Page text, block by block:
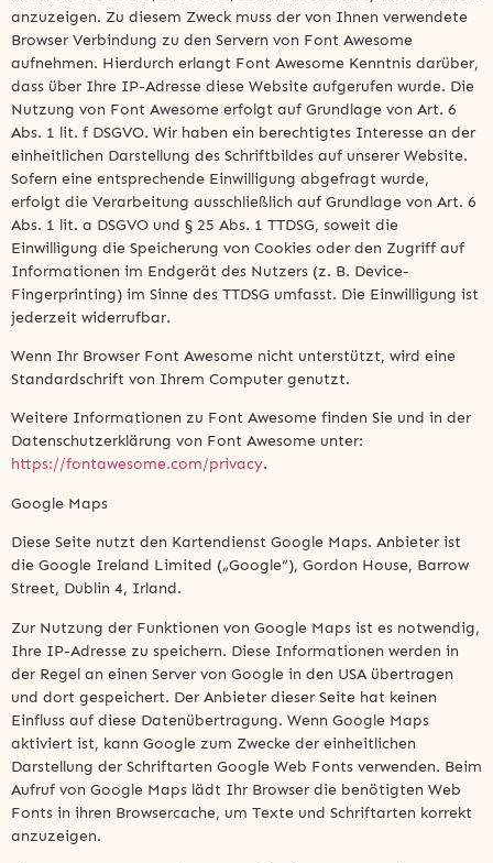
anzuzeigen. Zu diesem Zweck muss der von Ihnen verwendete
Browser Verbindung zu den Servern von Font Awesome
aufnehmen. Hierdurch erlangt Font Awesome Kenntnis darüber,
dass über Ihre IP-Adresse diese Website aufgerufen wurde. Die
Nutzung von Font Awesome erfolgt auf Grundlage von Art. 6
Abs. 1 lit. f DSGVO. Wir haben ein berechtigtes Interesse an der
einheitlichen Darstellung des Schriftbildes auf unserer Website.
Sofern eine entsprechende Einwilligung abgefragt wurde,
erfolgt die Verarbeitung ausschließlich auf Grundlage von Art. 6
Abs. 1 lit. a DSGVO und § 25 Abs. 1 TTDSG, soweit die
Einwilligung die Speicherung von Cookies oder den Zugriff auf
Informationen im Endgerät des Nutzers (z. B. Device-
Fingerprinting) im Sinne des TTDSG umfasst. Die Einwilligung ist
jederzeit widerrufbar.
Wenn Ihr Browser Font Awesome nicht unterstützt, wird eine
Standardschrift von Ihrem Computer genutzt.
Weitere Informationen zu Font Awesome finden Sie und in der
Datenschutzerklärung von Font Awesome unter:
https://fontawesome.com/privacy.
Google Maps
Diese Seite nutzt den Kartendienst Google Maps. Anbieter ist
die Google Ireland Limited („Google“), Gordon House, Barrow
Street, Dublin 4, Irland.
Zur Nutzung der Funktionen von Google Maps ist es notwendig,
Ihre IP-Adresse zu speichern. Diese Informationen werden in
der Regel an einen Server von Google in den USA übertragen
und dort gespeichert. Der Anbieter dieser Seite hat keinen
Einfluss auf diese Datenübertragung. Wenn Google Maps
aktiviert ist, kann Google zum Zwecke der einheitlichen
Darstellung der Schriftarten Google Web Fonts verwenden. Beim
Aufruf von Google Maps lädt Ihr Browser die benötigten Web
Fonts in ihren Browsercache, um Texte und Schriftarten korrekt
anzuzeigen.